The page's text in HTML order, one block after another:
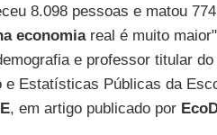
8.098 pessoas e matou
economiareal é muito
e professor titular
e Estatísticas Públicas da
, em artigo publicado por